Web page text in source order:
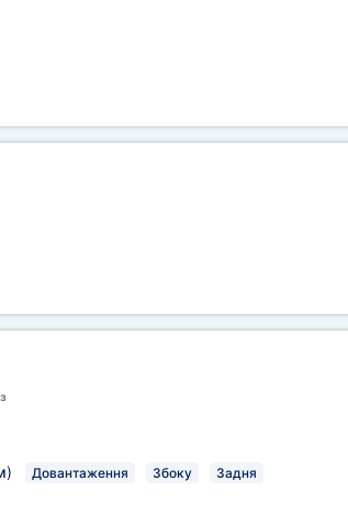
) Довантаження Збоку Задня